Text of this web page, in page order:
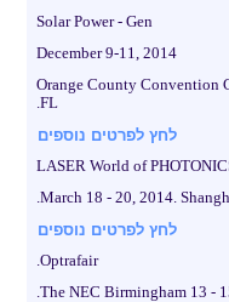
Solar Power - Gen
December 9-11, 2014
Orange County Convention
FL.
לחץ לפרטים נוספים
LASER World of
March 18 - 20, 2014.
לחץ לפרטים נוספים
Optrafair.
The NEC Birmingham 13 -